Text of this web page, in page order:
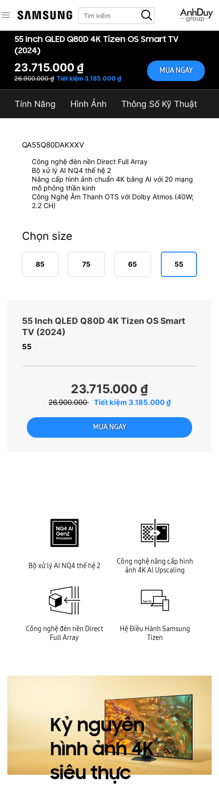
55 Inch QLED Q80D 4K Tizen OS Smart TV
(2024)
Tính Năng Hình Ảnh Thông Số Kỹ Thuật
23.715.000 ₫
26.900.000 ₫ Tiết kiệm 3.185.000 ₫
MUA NGAY
QA55Q80DAKXXV
Công nghệ đèn nền Direct Full Array
Bộ xử lý AI NQ4 thế hệ 2
Nâng cấp hình ảnh chuẩn 4K bằng AI với 20 mạng
mô phỏng thần kinh
Công Nghệ Âm Thanh OTS với Dolby Atmos (40W;
2.2 CH)
Chọn size
85 75 65 55
55 Inch QLED Q80D 4K Tizen OS Smart
TV (2024)
55
23.715.000 ₫
26.900.000 Tiết kiệm 3.185.000 ₫
MUA NGAY
Bộ xử lý AI NQ4 thế hệ 2
Công nghệ nâng cấp hình
ảnh 4K AI Upscaling
Công nghệ đèn nền Direct
Full Array
Hệ Điều Hành Samsung
Tizen
Kỷ nguyên
hình ảnh 4K
siêu thực